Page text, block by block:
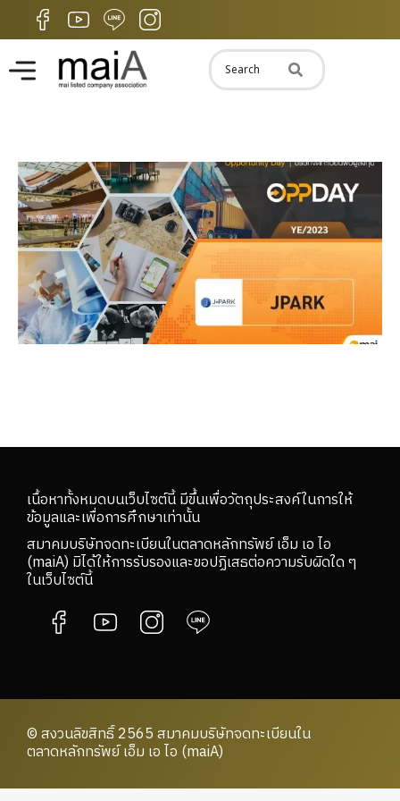
เนื้อหาทั้งหมดบนเว็บไซต์นี้ มีขึ้นเพื่อวัตถุประสงค์ในการให้
ข้อมูลและเพื่อการศึกษาเท่านั้น
สมาคมบริษัทจดทะเบียนในตลาดหลักทรัพย์ เอ็ม เอ ไอ
(maiA) มิได้ให้การรับรองและขอปฏิเสธต่อความรับผิดใด ๆ
ในเว็บไซต์นี้
© สงวนลิขสิทธิ์ 2565 สมาคมบริษัทจดทะเบียนใน
ตลาดหลักทรัพย์ เอ็ม เอ ไอ (maiA)